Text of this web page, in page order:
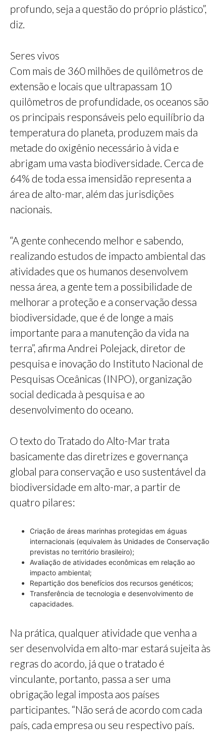
profundo, seja a questão do próprio plástico”,
diz.
Seres vivos
Com mais de 360 milhões de quilômetros de
extensão e locais que ultrapassam 10
quilômetros de profundidade, os oceanos são
os principais responsáveis pelo equilíbrio da
temperatura do planeta, produzem mais da
metade do oxigênio necessário à vida e
abrigam uma vasta biodiversidade. Cerca de
64% de toda essa imensidão representa a
área de alto-mar, além das jurisdições
nacionais.
“A gente conhecendo melhor e sabendo,
realizando estudos de impacto ambiental das
atividades que os humanos desenvolvem
nessa área, a gente tem a possibilidade de
melhorar a proteção e a conservação dessa
biodiversidade, que é de longe a mais
importante para a manutenção da vida na
terra”, afirma Andrei Polejack, diretor de
pesquisa e inovação do Instituto Nacional de
Pesquisas Oceânicas (INPO), organização
social dedicada à pesquisa e ao
desenvolvimento do oceano.
O texto do Tratado do Alto-Mar trata
basicamente das diretrizes e governança
global para conservação e uso sustentável da
biodiversidade em alto-mar, a partir de
quatro pilares:
Criação de áreas marinhas protegidas em águas
internacionais (equivalem às Unidades de Conservação
previstas no território brasileiro);
Avaliação de atividades econômicas em relação ao
impacto ambiental;
Repartição dos benefícios dos recursos genéticos;
Transferência de tecnologia e desenvolvimento de
capacidades.
Na prática, qualquer atividade que venha a
ser desenvolvida em alto-mar estará sujeita às
regras do acordo, já que o tratado é
vinculante, portanto, passa a ser uma
obrigação legal imposta aos países
participantes. “Não será de acordo com cada
país, cada empresa ou seu respectivo país.